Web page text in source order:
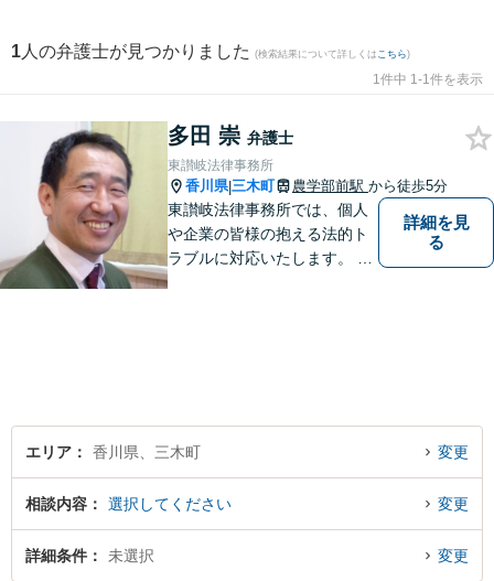
1 人の弁護士が見つかりました (検索結果について詳しくは こちら)
1件中 1-1件を表示
多田 崇 弁護士
東讃岐法律事務所
香川県|三木町 農学部前駅 から徒歩5分
東讃岐法律事務所では、個人
や企業の皆様の抱える法的ト
ラブルに対応いたします。 高
詳細を見
る
エリア 香川県、三木町 変更
相談内容 選択してください 変更
詳細条件 未選択 変更